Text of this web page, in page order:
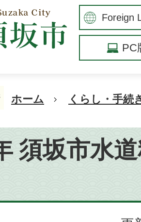
PC
ホーム くらし・手続
須坂市水